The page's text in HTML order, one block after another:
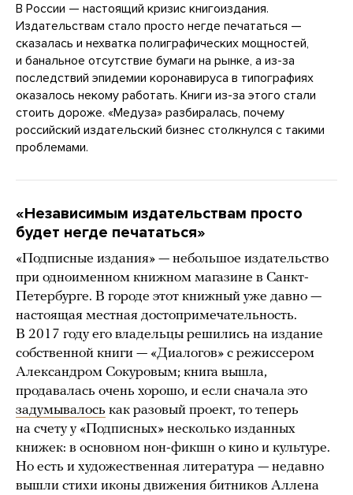
В России — настоящий кризис книгоиздания.
Издательствам стало просто негде печататься —
сказалась и нехватка полиграфических мощностей,
и банальное отсутствие бумаги на рынке, а из-за
последствий эпидемии коронавируса в типографиях
оказалось некому работать. Книги из-за этого стали
стоить дороже. «Медуза» разбиралась, почему
российский издательский бизнес столкнулся с такими
проблемами.
«Независимым издательствам просто
будет негде печататься»
«Подписные издания» — небольшое издательство
при одноименном книжном магазине в Санкт-
Петербурге. В городе этот книжный уже давно —
настоящая местная достопримечательность.
В 2017 году его владельцы решились на издание
собственной книги — «Диалогов» с режиссером
Александром Сокуровым; книга вышла,
продавалась очень хорошо, и если сначала это
задумывалось как разовый проект, то теперь
на счету у «Подписных» несколько изданных
книжек: в основном нон-фикшн о кино и культуре.
Но есть и художественная литература — недавно
вышли стихи иконы движения битников Аллена